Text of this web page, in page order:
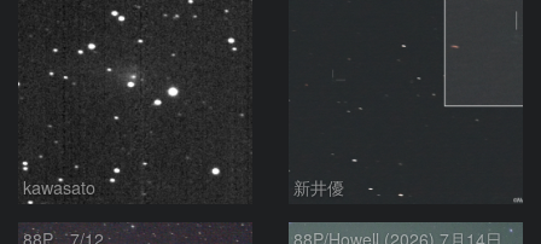
kawasato 新井優
88P 7/12 88P/Howell (2026) 7月14日